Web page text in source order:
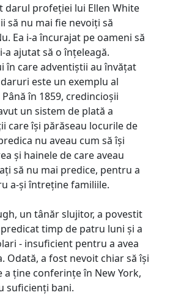
darul profeției lui Ellen White
să nu mai fie nevoiți să
Ea i-a încurajat pe oameni să
a ajutat să o înțeleagă.
în care adventiștii au învățat
este un exemplu al
în 1859, credincioșii
un sistem de plată a
care își părăseau locurile de
nu aveau cum să își
și hainele de care aveau
să nu mai predice, pentru a
a-și întreține familiile.
un tânăr slujitor, a povestit
timp de patru luni și a
- insuficient pentru a avea
Odată, a fost nevoit chiar să își
a ține conferințe în New York,
suficienți bani.